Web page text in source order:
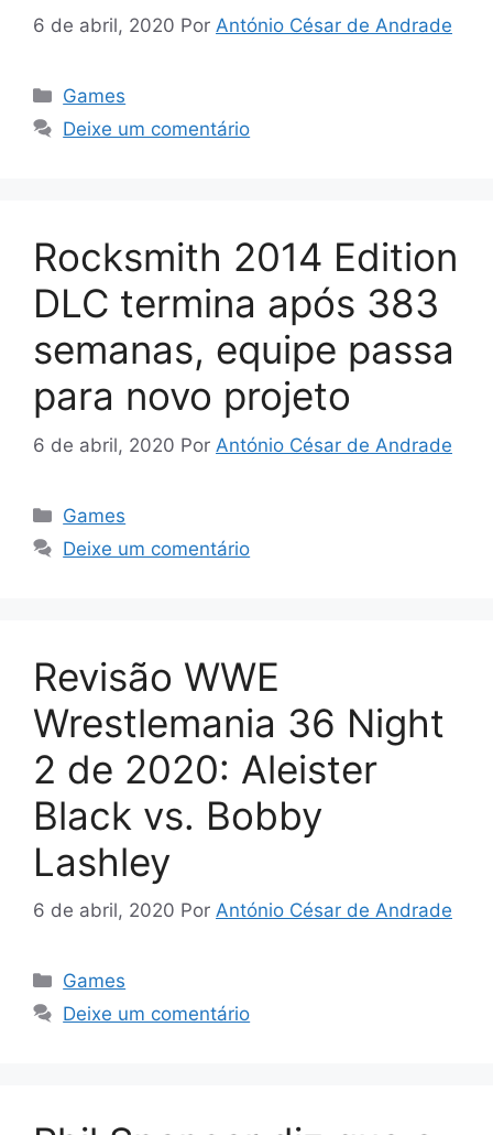
6 de abril, 2020 Por António César de Andrade
Categorias
Games
Deixe um comentário
Rocksmith 2014 Edition
DLC termina após 383
semanas, equipe passa
para novo projeto
6 de abril, 2020 Por António César de Andrade
Categorias
Games
Deixe um comentário
Revisão WWE
Wrestlemania 36 Night
2 de 2020: Aleister
Black vs. Bobby
Lashley
6 de abril, 2020 Por António César de Andrade
Categorias
Games
Deixe um comentário